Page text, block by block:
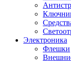
Электроника
Флешки